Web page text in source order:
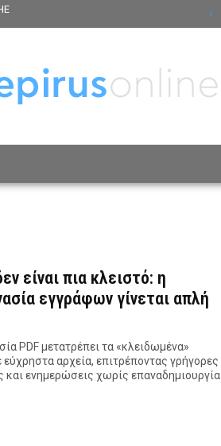
είναι πια κλειστό: η
εγγράφων γίνεται απλή
PDF μετατρέπει τα «κλειδωμένα»
αρχεία, επιτρέποντας γρήγορες
και ενημερώσεις χωρίς επαναδημιουργία